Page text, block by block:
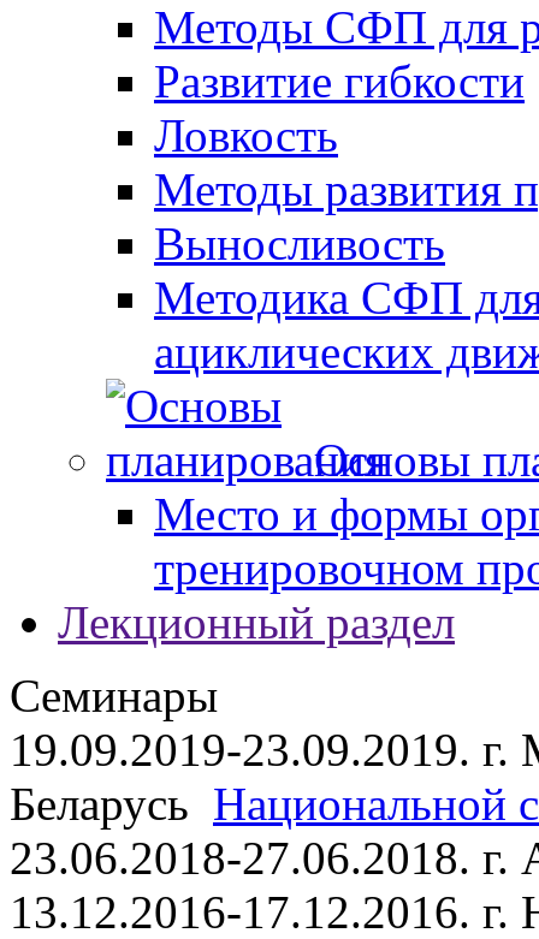
Методы СФП для
Развитие гибкости
Ловкость
Методы развития
Выносливость
Методика СФП для
ациклических
Основы
Место и формы
тренировочном
Лекционный раздел
Семинары
19.09.2019-23.09.2019. г.
Беларусь Национальной
23.06.2018-27.06.2018.
13.12.2016-17.12.2016.